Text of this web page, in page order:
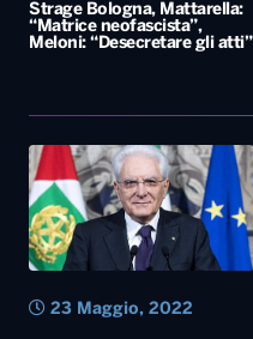
Strage Bologna, Mattarella:
“Matrice neofascista”,
Meloni: “Desecretare gli atti”
23 Maggio, 2022